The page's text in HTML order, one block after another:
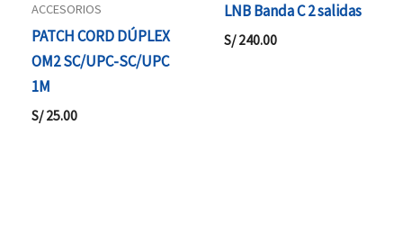
ACCESORIOS
PATCH CORD DÚPLEX
OM2 SC/UPC-SC/UPC
1M
S/25.00
LNB Banda C 2 salidas
S/240.00